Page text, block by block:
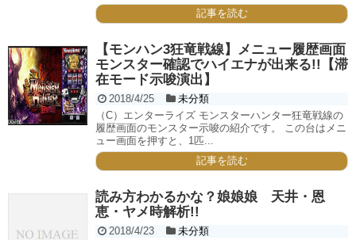
記事を読む
【モンハン3狂竜戦線】メニュー履歴画面
モンスター確認でハイエナが出来る!!【滞
在モード示唆演出】
2018/4/25
未分類
（C）エンターライズ モンスターハンター狂竜戦線の
履歴画面のモンスター示唆の紹介です。 この台はメニ
ュー画面を押すと、1匹...
記事を読む
読み方わかるかな？娘娘娘 天井・恩
恵・ヤメ時解析!!
2018/4/23
未分類